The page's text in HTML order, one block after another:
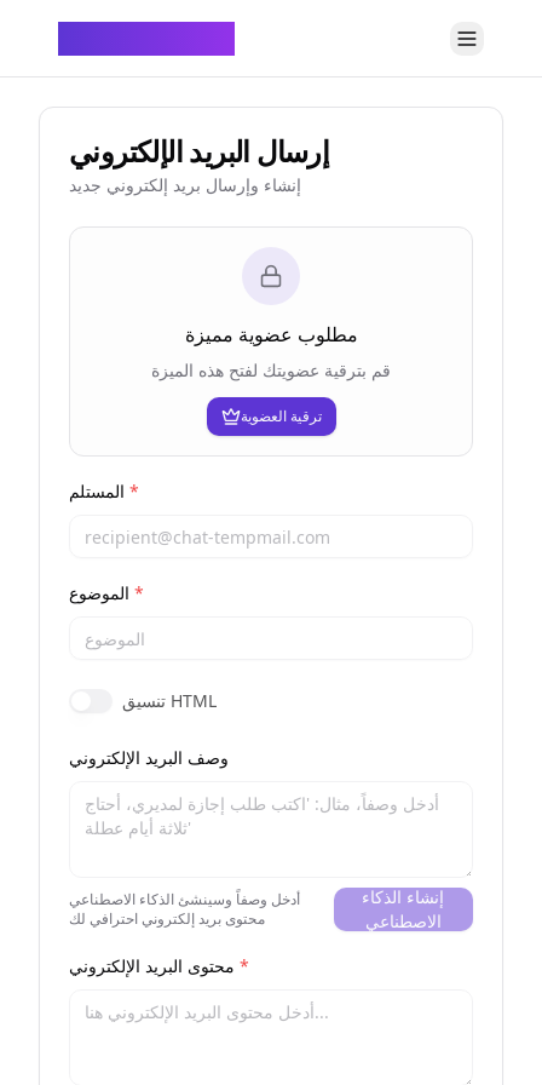
إرسال البريد الإلكتروني
إنشاء وإرسال بريد إلكتروني جديد
مطلوب عضوية مميزة
قم بترقية عضويتك لفتح هذه الميزة
ترقية العضوية
المستلم *
الموضوع *
تنسيق HTML
وصف البريد الإلكتروني
أدخل وصفاً وسينشئ الذكاء الاصطناعي
محتوى بريد إلكتروني احترافي لك
إنشاء الذكاء
الاصطناعي
محتوى البريد الإلكتروني *